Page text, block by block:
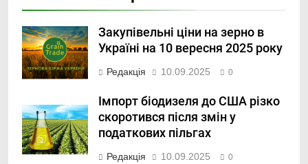
Закупівельні ціни на зерно в
Україні на 10 вересня 2025 року
Редакція 10.09.2025 0
Імпорт біодизеля до США різко
скоротився після змін у
податкових пільгах
Редакція 10.09.2025 0